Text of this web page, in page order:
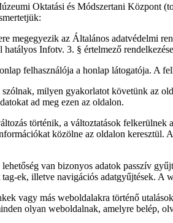
Oktatási és Módszertani Központ
megegyezik az Általános adatvédelmi
Infotv. 3. § értelmező
felhasználója a honlap látogatója. A
milyen gyakorlatot követünk az
ad meg ezen az oldalon.
történik, a változtatások
közölne az oldalon keresztül.
van bizonyos adatok passzív
ek, illetve navigációs adatgyűjtések. A
vagy más weboldalakra történő
olyan weboldalnak, amelyre belép,